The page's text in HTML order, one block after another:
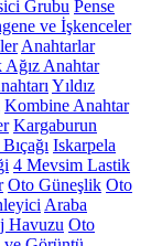
Grubu Pense
ve İşkenceler
Anahtarlar
Ağız Anahtar
Yıldız
Kombine Anahtar
Kargaburun
Iskarpela
4 Mevsim Lastik
Oto Güneşlik Oto
Araba
Havuzu Oto